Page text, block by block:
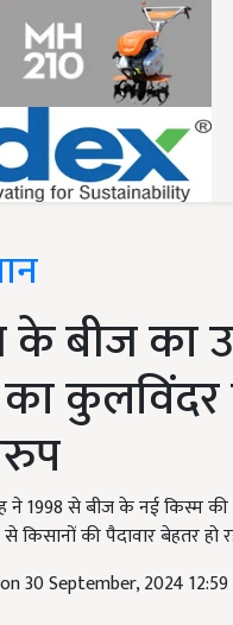
बीज का
कुलविंदर
ने 1998 से बीज के नई किस्म
की पैदावार बेहतर हो
30 September, 2024